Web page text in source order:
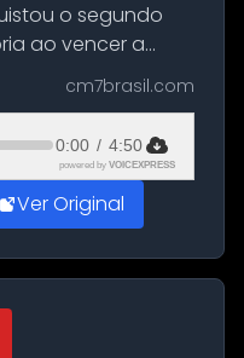
o segundo
ao vencer a
(19), na
de 2026. Depois
o te...
cm7brasil.com
0:00 / 4:50
powered by VOICEXPRESS
Ver Original